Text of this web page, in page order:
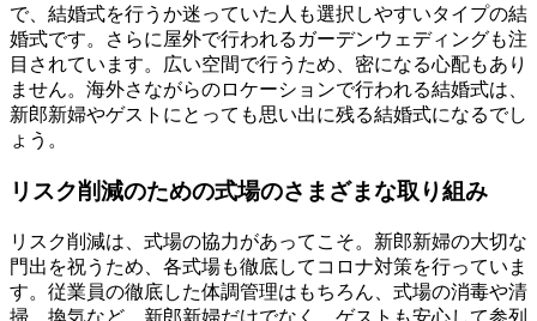
で、結婚式を行うか迷っていた人も選択しやすいタイプの結
婚式です。さらに屋外で行われるガーデンウェディングも注
目されています。広い空間で行うため、密になる心配もあり
ません。海外さながらのロケーションで行われる結婚式は、
新郎新婦やゲストにとっても思い出に残る結婚式になるでし
ょう。
リスク削減のための式場のさまざまな取り組み
リスク削減は、式場の協力があってこそ。新郎新婦の大切な
門出を祝うため、各式場も徹底してコロナ対策を行っていま
す。従業員の徹底した体調管理はもちろん、式場の消毒や清
掃、換気など、新郎新婦だけでなく、ゲストも安心して参列